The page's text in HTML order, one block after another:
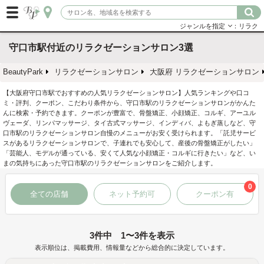
ジャンルを指定 ：リラク
守口市駅付近のリラクゼーションサロン3選
BeautyPark リラクゼーションサロン 大阪府 リラクゼーションサロン
【大阪府守口市駅でおすすめの人気リラクゼーションサロン】人気ランキングや口コ
ミ・評判、クーポン、こだわり条件から、守口市駅のリラクゼーションサロンがかんた
んに検索・予約できます。クーポンが豊富で、骨盤矯正、小顔矯正、コルギ、アーユル
ヴェーダ、リンパマッサージ、タイ古式マッサージ、インディバ、よもぎ蒸しなど、守
口市駅のリラクゼーションサロン自慢のメニューがお安く受けられます。「託児サービ
スがあるリラクゼーションサロンで、子連れでも安心して、産後の骨盤矯正がしたい」
「芸能人、モデルが通っている、安くて人気な小顔矯正・コルギに行きたい」など、い
まの気持ちにあった守口市駅のリラクゼーションサロンをご紹介します。
全ての店舗 ネット予約可 クーポン有
0
3件中 1〜3件を表示
表示順位は、掲載費用、情報量などから総合的に決定しています。